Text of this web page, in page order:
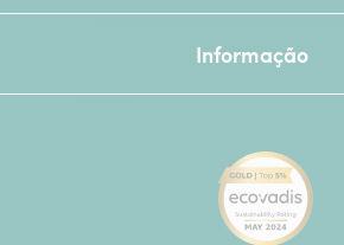
Informação